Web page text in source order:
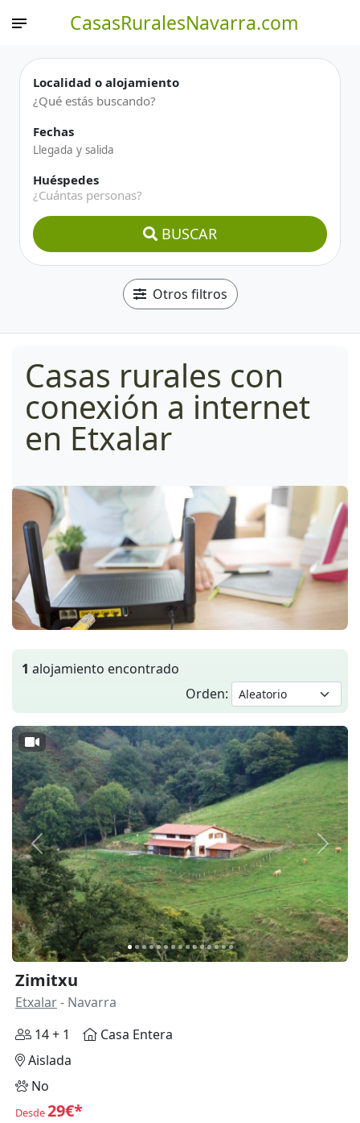
CasasRuralesNavarra.com
Localidad o alojamiento
Fechas
Huéspedes
¿Cuántas personas?
BUSCAR
Otros filtros
Casas rurales con
conexión a internet
en Etxalar
1 alojamiento encontrado
Orden:
Anterior
Zimitxu
Etxalar- Navarra
14 + 1
Casa Entera
Aislada
No
Desde29€*